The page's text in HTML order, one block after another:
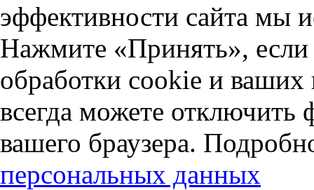
эффективности сайта мы
Нажмите «Принять», если
обработки cookie и
всегда можете отключить
вашего браузера.
персональных данных